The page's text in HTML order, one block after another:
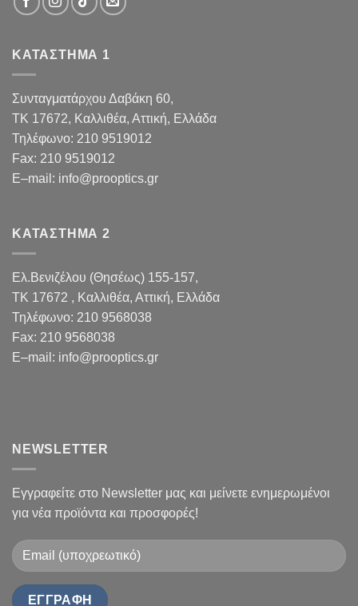
ΚΑΤΑΣΤΗΜΑ 1
Συνταγματάρχου Δαβάκη 60,
TK 17672, Καλλιθέα, Αττική, Ελλάδα
Τηλέφωνο: 210 9519012
Fax: 210 9519012
E–mail : info@prooptics.gr
ΚΑΤΑΣΤΗΜΑ 2
Ελ.Βενιζέλου (Θησέως) 155-157,
TK 17672 , Καλλιθέα, Αττική, Ελλάδα
Τηλέφωνο: 210 9568038
Fax: 210 9568038
E–mail : info@prooptics.gr
NEWSLETTER
Εγγραφείτε στο Newsletter μας και μείνετε ενημερωμένοι
για νέα προϊόντα και προσφορές!